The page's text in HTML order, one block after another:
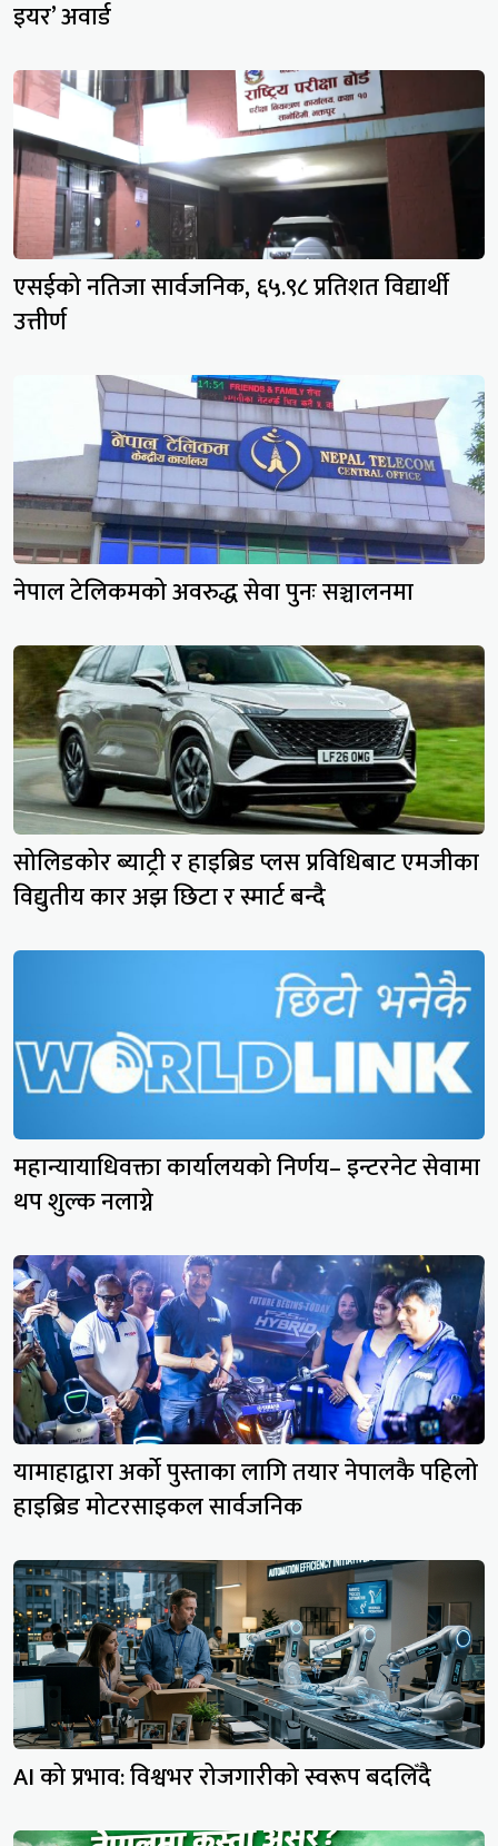
इयर’ अवार्ड
एसईको नतिजा सार्वजनिक, ६५.९८ प्रतिशत विद्यार्थी
उत्तीर्ण
नेपाल टेलिकमको अवरुद्ध सेवा पुनः सञ्चालनमा
सोलिडकोर ब्याट्री र हाइब्रिड प्लस प्रविधिबाट एमजीका
विद्युतीय कार अझ छिटा र स्मार्ट बन्दै
महान्यायाधिवक्ता कार्यालयको निर्णय– इन्टरनेट सेवामा
थप शुल्क नलाग्ने
यामाहाद्वारा अर्को पुस्ताका लागि तयार नेपालकै पहिलो
हाइब्रिड मोटरसाइकल सार्वजनिक
AI को प्रभाव: विश्वभर रोजगारीको स्वरूप बदलिँदै